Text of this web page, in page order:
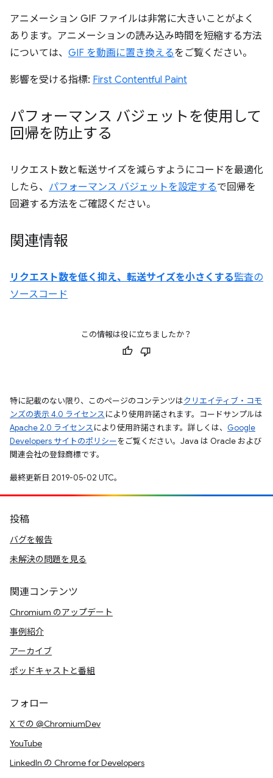
アニメーション GIF ファイルは非常に大きいことがよく
あります。アニメーションの読み込み時間を短縮する方法
については、 GIF を動画に置き換えるをご覧ください。
影響を受ける指標: First Contentful Paint
パフォーマンス バジェットを使用して
回帰を防止する
リクエスト数と転送サイズを減らすようにコードを最適化
したら、 パフォーマンス バジェットを設定するで回帰を
回避する方法をご確認ください。
関連情報
リクエスト数を低く抑え、転送サイズを小さくする監査の
ソースコード
この情報は役に立ちましたか？
特に記載のない限り、このページのコンテンツはクリエイティブ・コモ
ンズの表示 4.0 ライセンスにより使用許諾されます。コードサンプルは
Apache 2.0 ライセンスにより使用許諾されます。詳しくは、 Google
Developers サイトのポリシーをご覧ください。Java は Oracle および
関連会社の登録商標です。
最終更新日 2019-05-02 UTC。
投稿
バグを報告
未解決の問題を見る
関連コンテンツ
Chromium のアップデート
事例紹介
アーカイブ
ポッドキャストと番組
フォロー
X での @ChromiumDev
YouTube
LinkedIn の Chrome for Developers